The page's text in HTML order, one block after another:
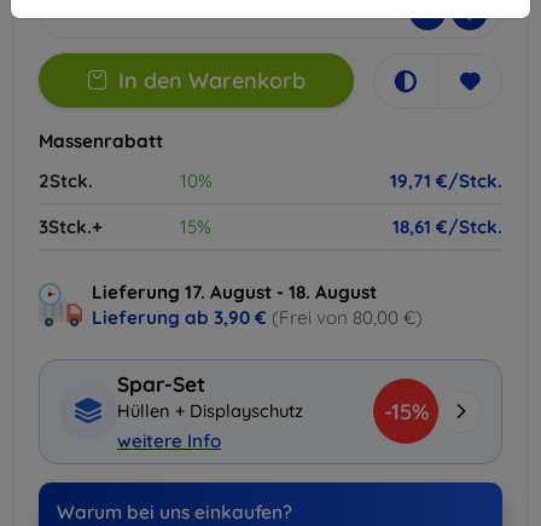
- +
In den Warenkorb
Massenrabatt
2Stck.
10%
19,71 €/Stck.
3Stck.+
15% 18,61 €/Stck.
Lieferung 17. August - 18. August
Lieferung ab 3,90 € (Frei von 80,00 €)
Spar-Set
Hüllen + Displayschutz
weitere Info
-15%
Warum bei uns einkaufen?